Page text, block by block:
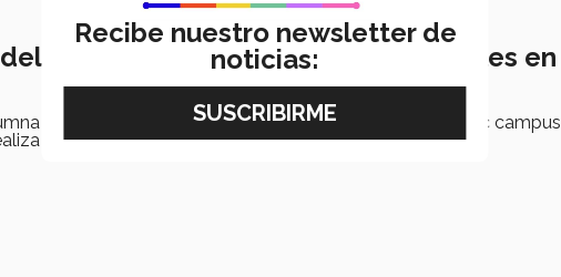
Tec realiza prácticas internacionales en
de Ingeniería en Tecnologías Computacionales del Tec campus
su estancia profesional en Microsoft.
Recibe nuestro newsletter de
noticias: